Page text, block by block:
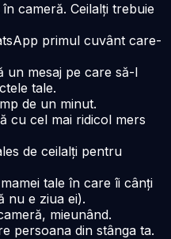
cameră. Ceilalți trebuie
primul cuvânt care-
un mesaj pe care să-l
tale.
de un minut.
cu cel mai ridicol mers
de ceilalți pentru
tale în care îi cânți
nu e ziua ei).
mieunând.
persoana din stânga ta.